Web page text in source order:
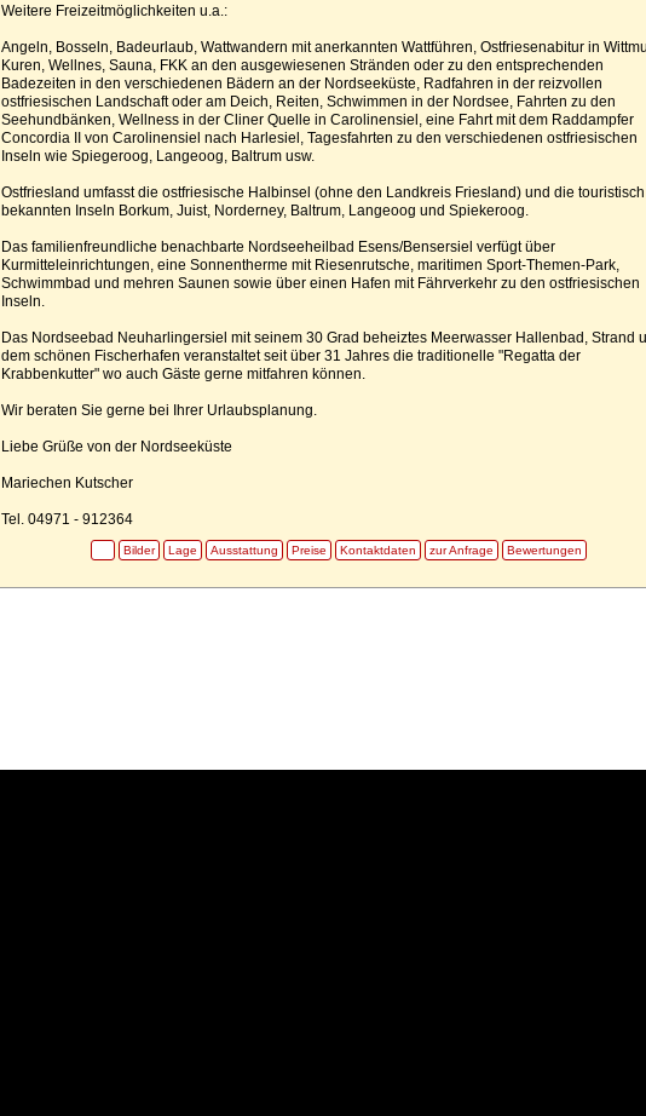
Weitere Freizeitmöglichkeiten u.a.:
Angeln, Bosseln, Badeurlaub, Wattwandern mit anerkannten Wattführen, Ostfriesenabitur in
Kuren, Wellnes, Sauna, FKK an den ausgewiesenen Stränden oder zu den entsprechenden
Badezeiten in den verschiedenen Bädern an der Nordseeküste, Radfahren in der reizvollen
ostfriesischen Landschaft oder am Deich, Reiten, Schwimmen in der Nordsee, Fahrten zu den
Seehundbänken, Wellness in der Cliner Quelle in Carolinensiel, eine Fahrt mit dem Raddampfer
Concordia II von Carolinensiel nach Harlesiel, Tagesfahrten zu den verschiedenen ostfriesischen
Inseln wie Spiegeroog, Langeoog, Baltrum usw.
Ostfriesland umfasst die ostfriesische Halbinsel (ohne den Landkreis Friesland) und die touristisch
bekannten Inseln Borkum, Juist, Norderney, Baltrum, Langeoog und Spiekeroog.
Das familienfreundliche benachbarte Nordseeheilbad Esens/Bensersiel verfügt über
Kurmitteleinrichtungen, eine Sonnentherme mit Riesenrutsche, maritimen Sport-Themen-Park,
Schwimmbad und mehren Saunen sowie über einen Hafen mit Fährverkehr zu den ostfriesischen
Inseln.
Das Nordseebad Neuharlingersiel mit seinem 30 Grad beheiztes Meerwasser Hallenbad, Strand
dem schönen Fischerhafen veranstaltet seit über 31 Jahres die traditionelle "Regatta der
Krabbenkutter" wo auch Gäste gerne mitfahren können.
Wir beraten Sie gerne bei Ihrer Urlaubsplanung.
Liebe Grüße von der Nordseeküste
Mariechen Kutscher
Tel. 04971 - 912364
Bilder Lage Ausstattung Preise Kontaktdaten zur Anfrage Bewertungen